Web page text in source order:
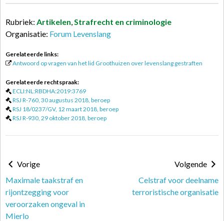
Rubriek: Artikelen,Strafrecht en criminologie
Organisatie: Forum Levenslang
Gerelateerde links:
Antwoord op vragen van het lid Groothuizen over levenslang gestraften
Gerelateerde rechtspraak:
ECLI:NL:RBDHA:2019:3769
RSJ R-760, 30 augustus 2018, beroep
RSJ 18/0237/GV, 12 maart 2018, beroep
RSJ R-930, 29 oktober 2018, beroep
Vorige
Maximale taakstraf en
rijontzegging voor
veroorzaken ongeval in
Mierlo
Volgende
Celstraf voor deelname
terroristische organisatie